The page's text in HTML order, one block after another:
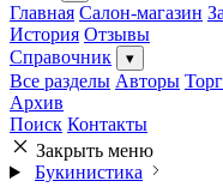
Главная Салон-магазин
История Отзывы
Справочник
▾
Все разделы Авторы
Архив
Поиск Контакты
Закрыть меню
Букинистика